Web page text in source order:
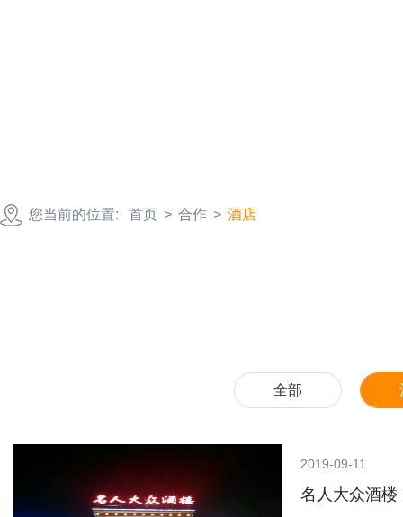
您当前的位置: 首页 > 合作 > 酒店
全部
2019-09-11
名人大众酒楼